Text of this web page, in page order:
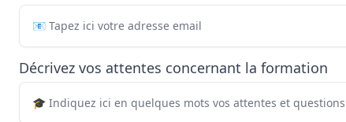
Décrivez vos attentes concernant la formation